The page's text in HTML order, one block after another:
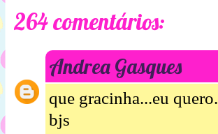
264 comentários:
Andrea Gasques
que gracinha...eu quero.
bjs